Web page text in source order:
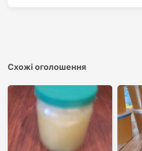
Схожі оголошення